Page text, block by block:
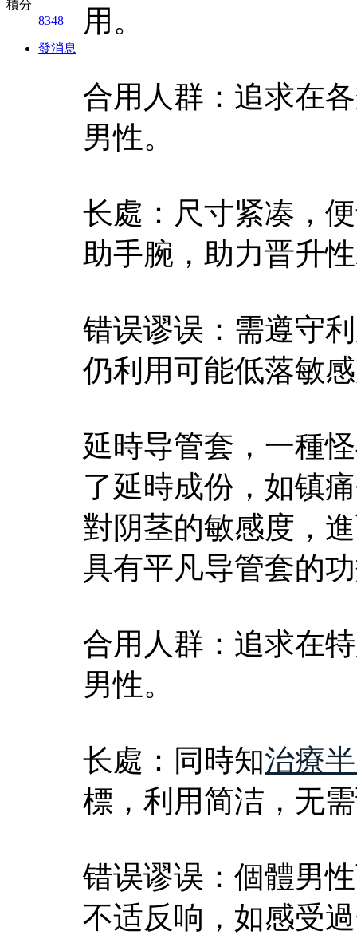
積分
8348
發消息
用。
合用人群：追求在
男性。
长處：尺寸紧凑，
助手腕，助力晋升
错误谬误：需遵守
仍利用可能低落敏
延時导管套，一種
了延時成份，如镇
對阴茎的敏感度，
具有平凡导管套的
合用人群：追求在
男性。
长處：同時知治療
標，利用简洁，无
错误谬误：個體男
不适反响，如感受